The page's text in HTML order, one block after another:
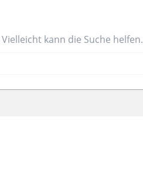
kann die Suche helfen.